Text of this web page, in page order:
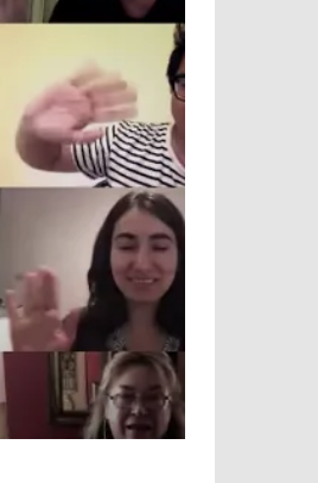
работает, свои
встреч является